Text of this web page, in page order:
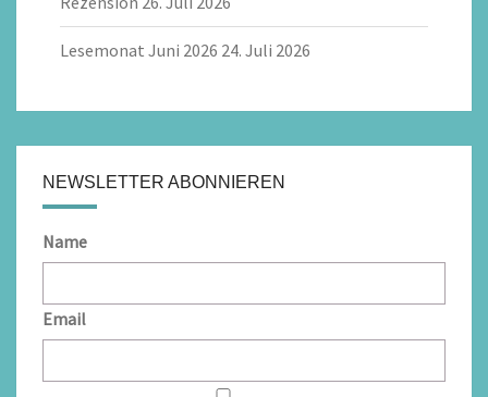
Lesemonat Juni 2026 24. Juli 2026
NEWSLETTER ABONNIEREN
Name
Email